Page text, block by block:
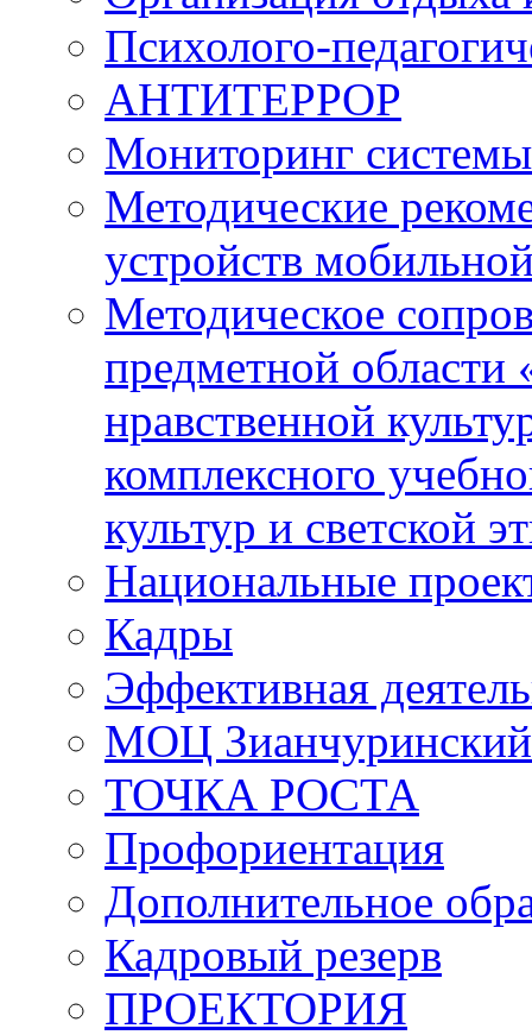
Психолого-
АНТИТЕРРОР
Мониторинг
Методические
устройств
Методическое
предметной
нравственной
комплексного
культур и светской
Национальные
Кадры
Эффективная
МОЦ
ТОЧКА РОСТА
Профориентация
Дополнительное
Кадровый резерв
ПРОЕКТОРИЯ